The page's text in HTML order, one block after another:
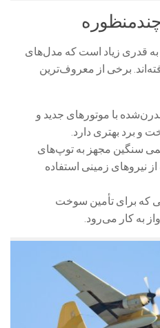
به قدری زیاد است که مدل‌های
برخی از معروف‌ترین
با موتورهای جدید و
و برد بهتری دارد.
سنگین مجهز به توپ‌های
نیروهای زمینی استفاده
که برای تأمین سوخت
به کار می‌رود.